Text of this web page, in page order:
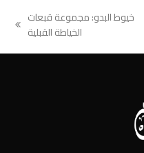
خيوط البدو: مجموعة قبعات
الخياطة القبلية